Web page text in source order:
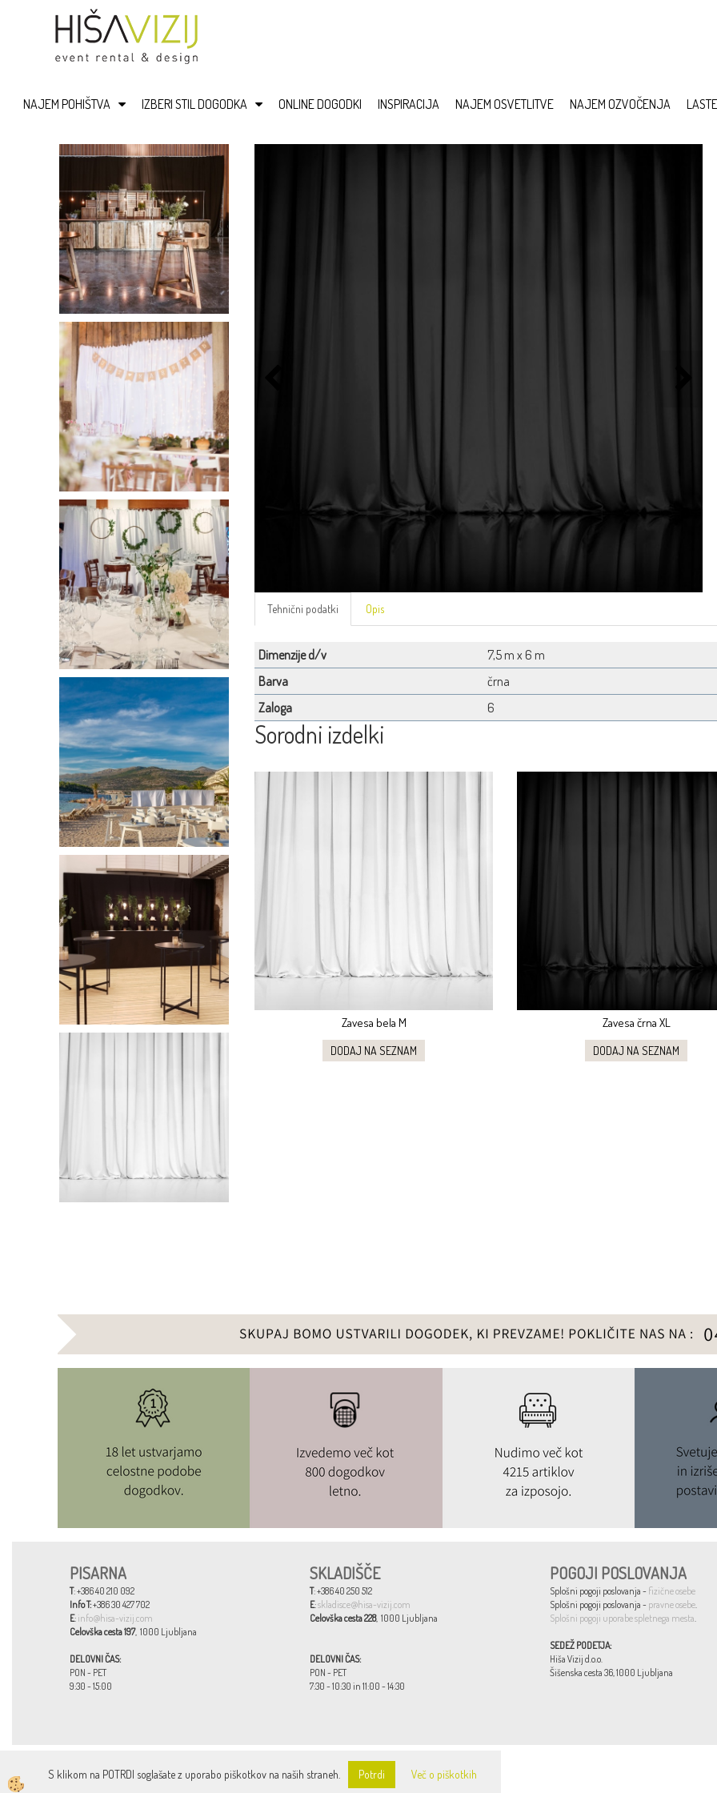
NAJEM POHIŠTVA IZBERI STIL DOGODKA ONLINE DOGODKI INSPIRACIJA NAJEM OSVETLITVE NAJEM OZVOČENJA
Tehnični podatki Opis
Dimenzije d/v
7,5 m x 6 m
Barva
črna
Zaloga
6
Sorodni izdelki
Zavesa bela M
DODAJ NA SEZNAM
Zavesa črna XL
DODAJ NA SEZNAM
PISARNA
T: +386 40 210 092
Info T:+386 30 427 702
E: info@hisa-vizij.com
Celovška cesta 197, 1000 Ljubljana
DELOVNI ČAS:
PON - PET
9:30 - 15:00
SKLADIŠČE
T: +386 40 250 512
E:skladisce@hisa-vizij.com
Celovška cesta 228, 1000 Ljubljana
DELOVNI ČAS:
PON - PET
7:30 - 10:30 in 11:00 - 14:30
POGOJI POSLOVANJA
Splošni pogoji poslovanja - fizične osebe
Splošni pogoji poslovanja - pravne osebe.
Splošni pogoji uporabe spletnega mesta.
SEDEŽ PODETJA:
Hiša Vizij d.o.o.
Šišenska cesta 36, 1000 Ljubljana
S klikom na POTRDI soglašate z uporabo piškotkov na naših straneh. Potrdi Več o piškotkih